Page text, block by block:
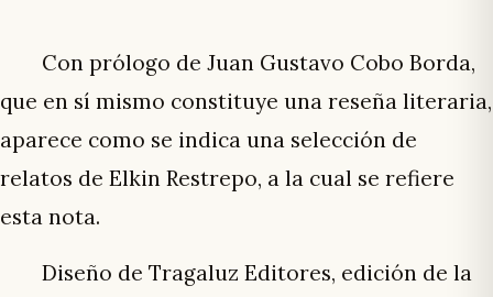
Con prólogo de Juan Gustavo Cobo Borda,
que en sí mismo constituye una reseña literaria,
aparece como se indica una selección de
relatos de Elkin Restrepo, a la cual se refiere
esta nota.
Diseño de Tragaluz Editores, edición de la